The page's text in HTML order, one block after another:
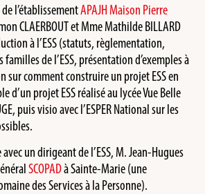
l’établissementAPAJH Maison Pierre
CLAERBOUT et Mme Mathilde BILLARD
à l’ESS (statuts, règlementation,
de l’ESS, présentation d’exemples à
sur comment construire un projet ESS en
d’un projet ESS réalisé au lycée Vue Belle
puis visio avec l’ESPER National sur les
un dirigeant de l’ESS, M. Jean-Hugues
SCOPADà Sainte-Marie (une
des Services à la Personne).